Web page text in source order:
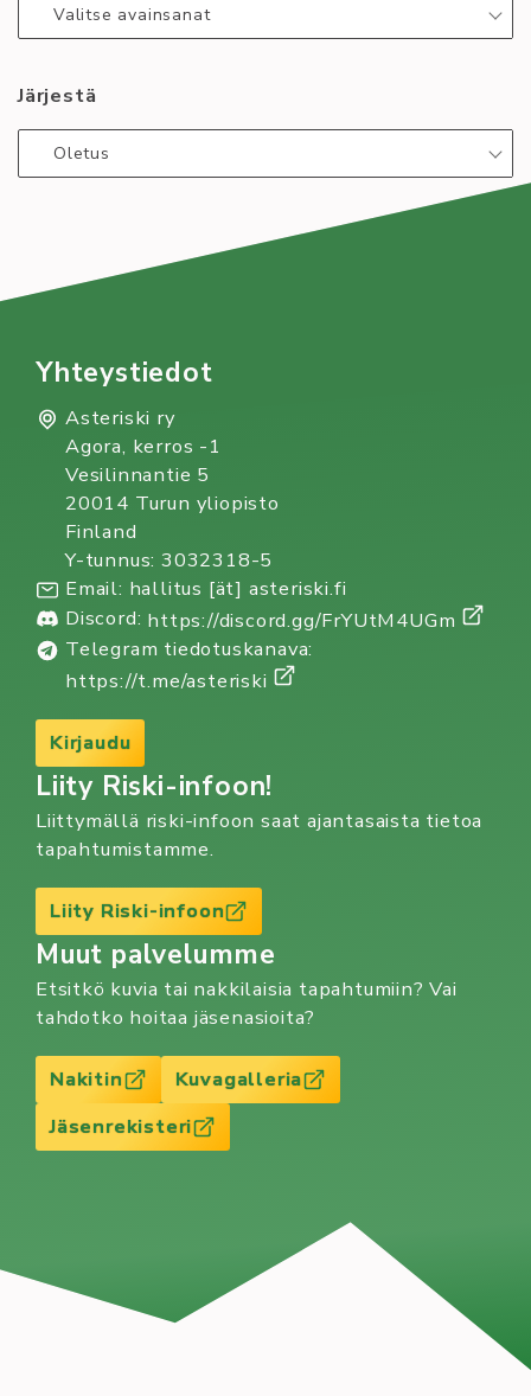
ring!
Application
tutoring!
Valitse avainsanat
Järjestä
Oletus
Yhteystiedot
Asteriski ry
Agora, kerros -1
Vesilinnantie 5
20014 Turun yliopisto
Finland
Y-tunnus: 3032318-5
Email: hallitus [ät] asteriski.fi
Discord: https://discord.gg/FrYUtM4UGm
Telegram tiedotuskanava:
https://t.me/asteriski
Kirjaudu
Liity Riski-infoon!
Liittymällä riski-infoon saat ajantasaista tietoa
tapahtumistamme.
Liity Riski-infoon
Muut palvelumme
Etsitkö kuvia tai nakkilaisia tapahtumiin? Vai
tahdotko hoitaa jäsenasioita?
Nakitin
Kuvagalleria
Jäsenrekisteri